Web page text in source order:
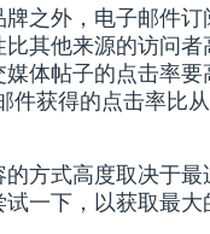
牌之外，电子邮件
其他来源的访问
体帖子的点击率要
件获得的点击率比
方式高度取决于
一下，以获取最大